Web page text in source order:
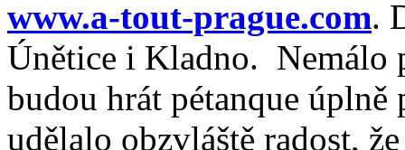
www.a-tout-prague.com.
Únětice i Kladno. Nemálo
budou hrát pétanque
udělalo obzvláště radost,